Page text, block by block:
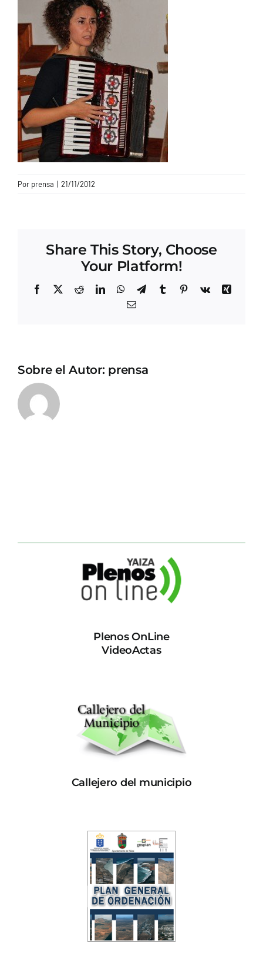
CONTACTO
Por prensa | 21/11/2012
Share This Story, Choose
Your Platform!
Facebook
X RedditLinkedInWhatsApp
TelegramTumblrPinterest
Vk
Xing
Correo
Sobre el Autor: prensa
Plenos OnLine
VideoActas
Callejero del municipio